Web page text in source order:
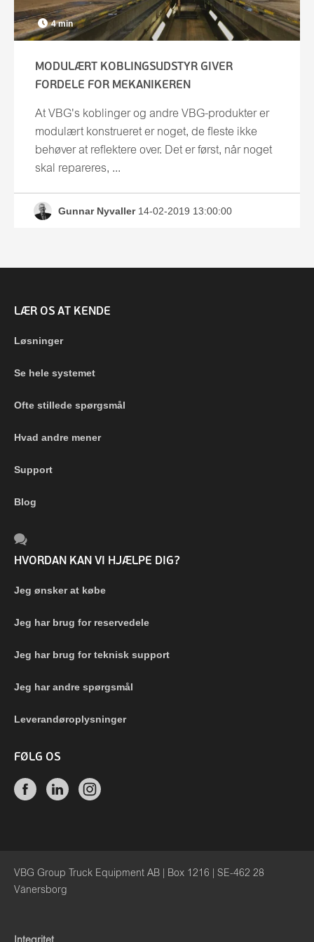
Lennart Andersson
Magnus Jacobsson
Magnus Jacobsson
Per Mikkelsen
Tobias Johansson
Tommy Pettersson
Service og reparation
Service och reparation
4 min
MODULÆRT KOBLINGSUDSTYR GIVER
FORDELE FOR MEKANIKEREN
At VBG's koblinger og andre VBG-produkter er
modulært konstrueret er noget, de fleste ikke
behøver at reflektere over. Det er først, når noget
skal repareres, ...
Gunnar Nyvaller 14-02-2019 13:00:00
LÆR OS AT KENDE
Løsninger
Se hele systemet
Ofte stillede spørgsmål
Hvad andre mener
Support
Blog
HVORDAN KAN VI HJÆLPE DIG?
Jeg ønsker at købe
Jeg har brug for reservedele
Jeg har brug for teknisk support
Jeg har andre spørgsmål
Leverandøroplysninger
FØLG OS
VBG Group Truck Equipment AB | Box 1216 | SE-462 28
Vänersborg